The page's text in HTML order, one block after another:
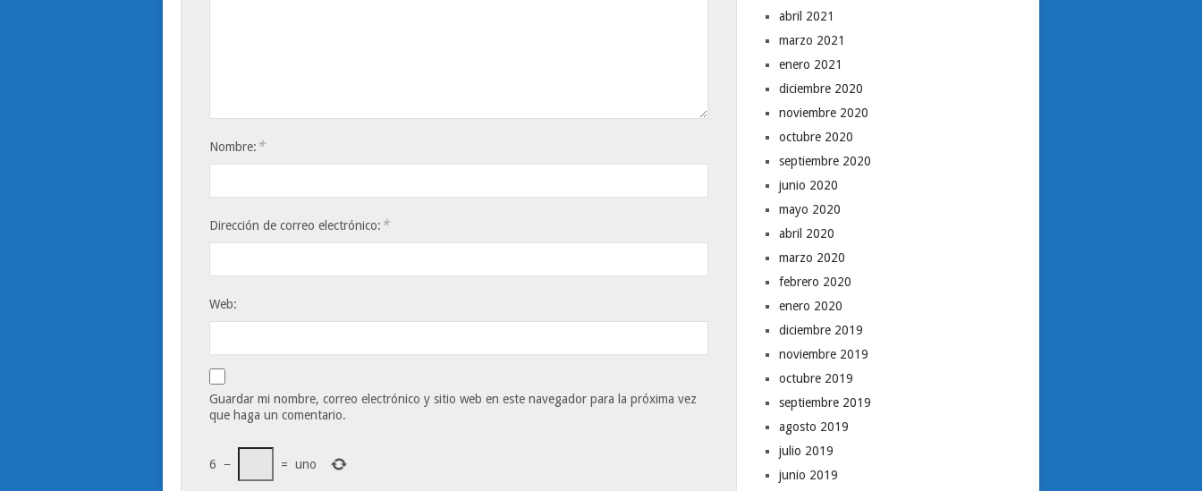
Nombre: *
Dirección de correo electrónico: *
Web:
Guardar mi nombre, correo electrónico y sitio web en este navegador para la próxima vez
que haga un comentario.
6 − = uno
abril 2021
marzo 2021
enero 2021
diciembre 2020
noviembre 2020
octubre 2020
septiembre 2020
junio 2020
mayo 2020
abril 2020
marzo 2020
febrero 2020
enero 2020
diciembre 2019
noviembre 2019
octubre 2019
septiembre 2019
agosto 2019
julio 2019
junio 2019